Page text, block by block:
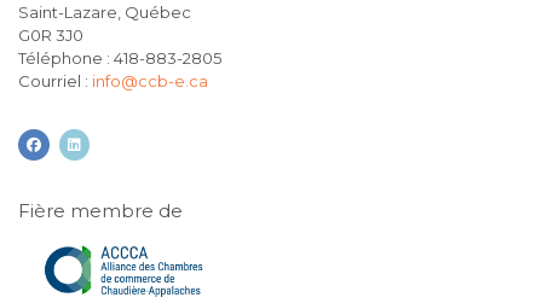
Saint-Lazare, Québec
G0R 3J0
Téléphone : 418-883-2805
Courriel : info@ccb-e.ca
facebooklinkedin
Fière membre de